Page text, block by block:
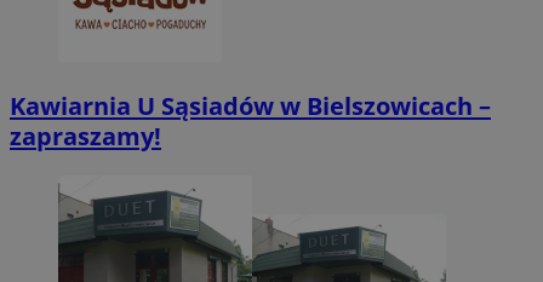
Kawiarnia U Sąsiadów w Bielszowicach –
zapraszamy!